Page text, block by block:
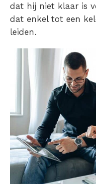
dat hij niet klaar is
dat enkel tot een
leiden.